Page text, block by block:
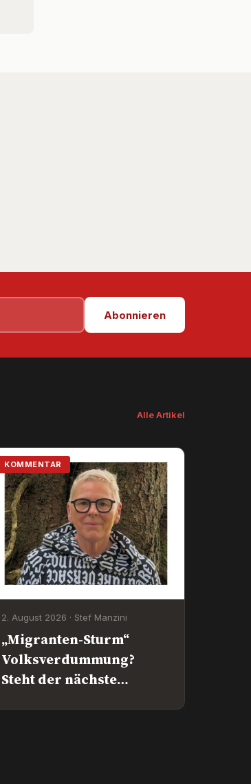
Abonnieren
Alle Artikel
KOMMENTAR
2. August 2026 · Stef Manzini
„Migranten-Sturm“
Volksverdummung?
Steht der nächste